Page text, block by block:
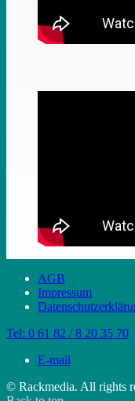
AGB
Impressum
Tel: 0 61 82 / 8 20 35 70
E-mail
© Rackmedia. All rights